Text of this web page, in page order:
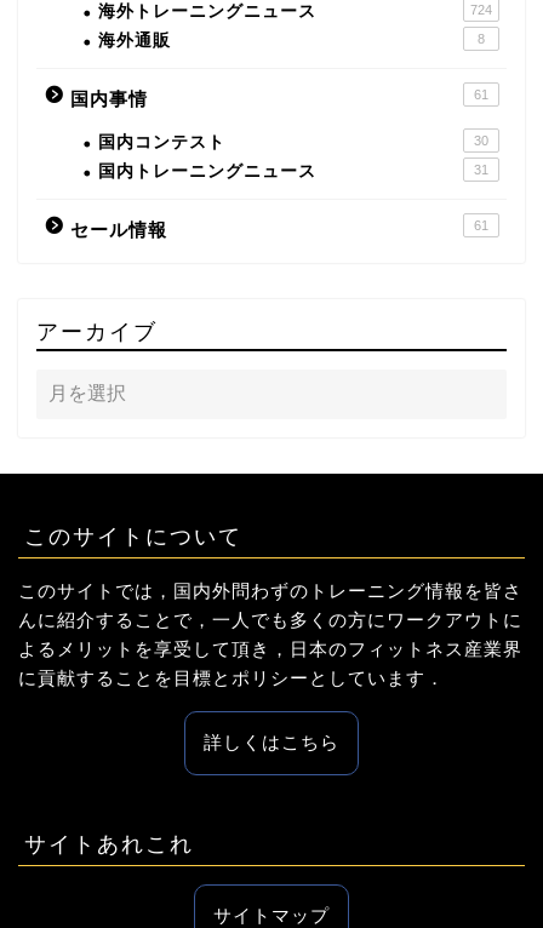
海外トレーニングニュース 724
海外通販 8
国内事情 61
国内コンテスト 30
国内トレーニングニュース 31
セール情報 61
アーカイブ
このサイトについて
このサイトでは，国内外問わずのトレーニング情報を皆さ
んに紹介することで，一人でも多くの方にワークアウトに
よるメリットを享受して頂き，日本のフィットネス産業界
に貢献することを目標とポリシーとしています．
詳しくはこちら
サイトあれこれ
サイトマップ